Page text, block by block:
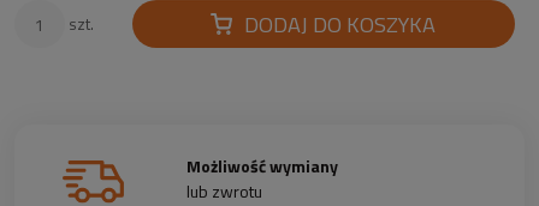
szt. DODAJ DO KOSZYKA
Możliwość wymiany
lub zwrotu